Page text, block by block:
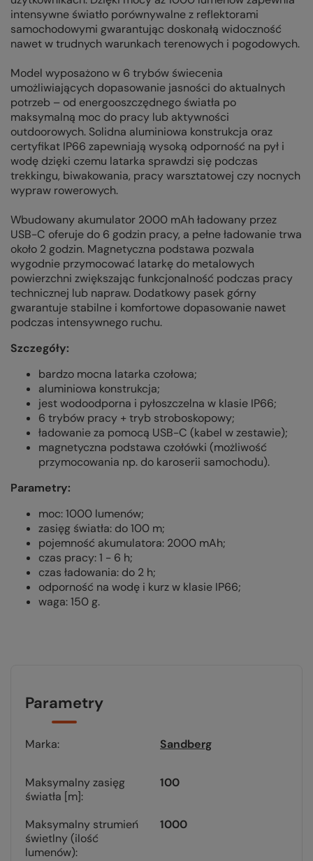
intensywne światło porównywalne z reflektorami
samochodowymi gwarantując doskonałą widoczność
nawet w trudnych warunkach terenowych i pogodowych.
Model wyposażono w 6 trybów świecenia
umożliwiających dopasowanie jasności do aktualnych
potrzeb – od energooszczędnego światła po
maksymalną moc do pracy lub aktywności
outdoorowych. Solidna aluminiowa konstrukcja oraz
certyfikat IP66 zapewniają wysoką odporność na pył i
wodę dzięki czemu latarka sprawdzi się podczas
trekkingu, biwakowania, pracy warsztatowej czy nocnych
wypraw rowerowych.
Wbudowany akumulator 2000 mAh ładowany przez
USB-C oferuje do 6 godzin pracy, a pełne ładowanie trwa
około 2 godzin. Magnetyczna podstawa pozwala
wygodnie przymocować latarkę do metalowych
powierzchni zwiększając funkcjonalność podczas pracy
technicznej lub napraw. Dodatkowy pasek górny
gwarantuje stabilne i komfortowe dopasowanie nawet
podczas intensywnego ruchu.
Szczegóły:
bardzo mocna latarka czołowa;
aluminiowa konstrukcja;
jest wodoodporna i pyłoszczelna w klasie IP66;
6 trybów pracy + tryb stroboskopowy;
ładowanie za pomocą USB-C (kabel w zestawie);
magnetyczna podstawa czołówki (możliwość
przymocowania np. do karoserii samochodu).
Parametry:
moc: 1000 lumenów;
zasięg światła: do 100 m;
pojemność akumulatora: 2000 mAh;
czas pracy: 1 - 6 h;
czas ładowania: do 2 h;
odporność na wodę i kurz w klasie IP66;
waga: 150 g.
Parametry
Marka Sandberg
Maksymalny zasięg
światła [m]
100
Maksymalny strumień
świetlny (ilość
lumenów)
1000